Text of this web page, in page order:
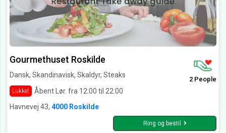
Gourmethuset Roskilde
Dansk, Skandinavisk, Skaldyr, Steaks
Lukket Åbent Lør. fra 12:00 til 22:00
2 People
Havnevej 43, 4000 Roskilde
Ring og bestil